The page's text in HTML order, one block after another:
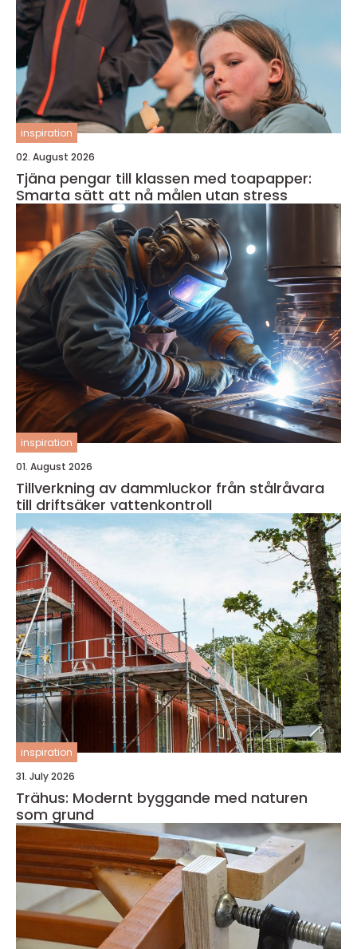
inspiration
02. August 2026
Tjäna pengar till klassen med toapapper:
Smarta sätt att nå målen utan stress
inspiration
01. August 2026
Tillverkning av dammluckor från stålråvara
till driftsäker vattenkontroll
inspiration
31. July 2026
Trähus: Modernt byggande med naturen
som grund